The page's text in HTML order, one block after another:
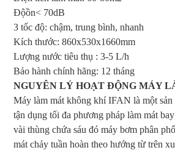
Độồn< 70dB
3 tốc độ: chậm, trung bình, nhanh
Kích thước: 860x530x1660mm
Lượng nước tiêu thụ : 3-5 L/h
Bảo hành chính hãng: 12 tháng
NGUYÊN LÝ HOẠT ĐỘNG MÁY
Máy làm mát không khí IFAN là một sản
tận dụng tối đa phương pháp làm mát
vài thùng chứa sáu đó máy bơm phân
mát chảy tuần hoàn theo hướng từ trên